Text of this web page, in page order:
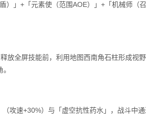
）」+「元素使（范围AOE）」+「机械师（
放全屏技能前，利用地图西南角石柱形成视
攻速+30%）与「虚空抗性药水」，战斗中通